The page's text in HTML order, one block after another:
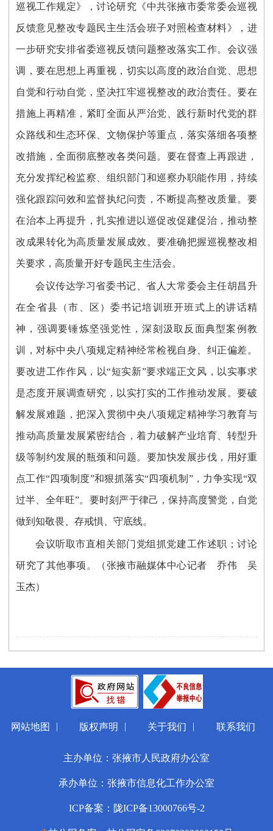
巡视工作规定》，讨论研究《中共张掖市委常委会巡视
反馈意见整改专题民主生活会班子对照检查材料》，进
一步研究安排省委巡视反馈问题整改落实工作。会议强
调，要在思想上再重视，切实以高度的政治自觉、思想
自觉和行动自觉，坚决扛牢巡视整改的政治责任。要在
措施上再精准，紧盯全面从严治党、践行新时代党的群
众路线和生态环保、文物保护等重点，落实落细各项整
改措施，全面彻底整改各类问题。要在督查上再跟进，
充分发挥纪检监察、组织部门和巡察办职能作用，持续
强化跟踪问效和监督执纪问责，不断提高整改质量。要
在治本上再提升，扎实推进以巡促改促建促治，推动整
改成果转化为高质量发展成效。要准确把握巡视整改相
关要求，高质量开好专题民主生活会。
会议传达学习省委书记、省人大常委会主任胡昌升
在全省县（市、区）委书记培训班开班式上的讲话精
神，强调要锤炼坚强党性，深刻汲取反面典型案例教
训，对标中央八项规定精神经常检视自身、纠正偏差。
要改进工作作风，以“短实新”要求端正文风，以实事求
是态度开展调查研究，以实打实的工作推动发展。要破
解发展难题，把深入贯彻中央八项规定精神学习教育与
推动高质量发展紧密结合，着力破解产业培育、转型升
级等制约发展的瓶颈和问题。要加快发展步伐，用好重
点工作“四项制度”和狠抓落实“四项机制”，力争实现“双
过半、全年旺”。要时刻严于律己，保持高度警觉，自觉
做到知敬畏、存戒惧、守底线。
会议听取市直相关部门党组抓党建工作述职；讨论
研究了其他事项。 （张掖市融媒体中心记者 乔伟 吴
玉杰）
网站地图 | 版权声明 | 关于我们 | 联系我们
主办单位：张掖市人民政府办公室
承办单位：张掖市信息化工作办公室
ICP备案：陇ICP备13000766号-2